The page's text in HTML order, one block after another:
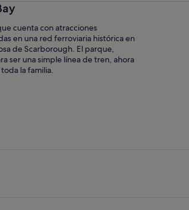
cuenta con atracciones
en una red ferroviaria histórica en
de Scarborough. El parque,
ser una simple línea de tren, ahora
la familia.